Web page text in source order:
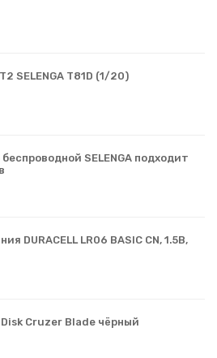
SELENGA T81D (1/20)
SELENGA подходит
DURACELL LR06 BASIC CN, 1.5В,
Cruzer Blade чёрный